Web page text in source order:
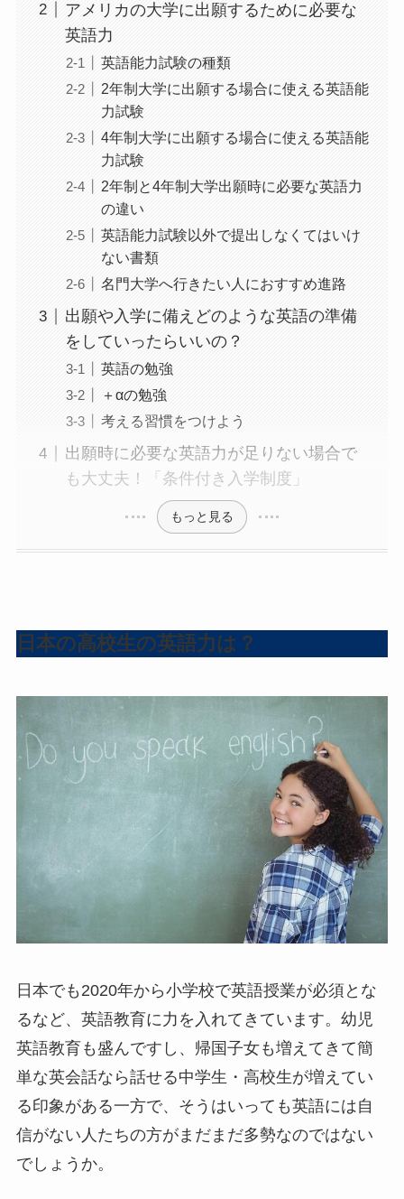
アメリカの大学に出願するために必要な
英語力
英語能力試験の種類
2年制大学に出願する場合に使える英語能
力試験
4年制大学に出願する場合に使える英語能
力試験
2年制と4年制大学出願時に必要な英語力
の違い
英語能力試験以外で提出しなくてはいけ
ない書類
名門大学へ行きたい人におすすめ進路
出願や入学に備えどのような英語の準備
をしていったらいいの？
英語の勉強
＋αの勉強
考える習慣をつけよう
出願時に必要な英語力が足りない場合で
も大丈夫！「条件付き入学制度」
もっと見る
日本の高校生の英語力は？
日本でも2020年から小学校で英語授業が必須とな
るなど、英語教育に力を入れてきています。幼児
英語教育も盛んですし、帰国子女も増えてきて簡
単な英会話なら話せる中学生・高校生が増えてい
る印象がある一方で、そうはいっても英語には自
信がない人たちの方がまだまだ多勢なのではない
でしょうか。